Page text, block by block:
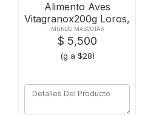
Alimento Aves
Vitagranox200g Loros,
Cacatua
MUNDO MASCOTAS
$ 5,500
(g a $28)